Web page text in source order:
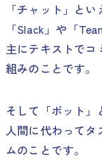
「チャット」と
「Slack」や「
主にテキストで
組みのことです。
そして「ボット」
人間に代わってタ
ムのことです。